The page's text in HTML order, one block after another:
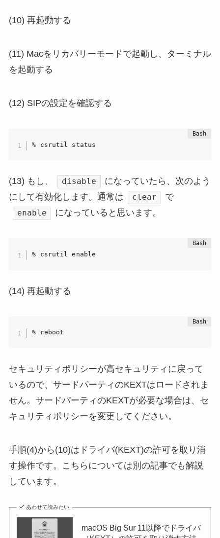
(10) 再起動する
(11) Macをリカバリーモードで起動し、ターミナル
を起動する
(12) SIPの設定を確認する
% csrutil status
(13) もし、 disable
になっていたら、次のよう
にして有効化します。通常は
clear で
enable になっていると思います。
% csrutil enable
(14) 再起動する
% reboot
セキュリティポリシーが高セキュリティに戻って
いるので、サードパーティのKEXTはロードされま
せん。サードパーティのKEXTが必要な場合は、セ
キュリティポリシーを変更してください。
手順(4)から(10)はドライバ(KEXT)の許可を取り消
す操作です。こちらについては別の記事でも解説
しています。
あわせて読みたい
macOS Big Sur 11以降でドライバ